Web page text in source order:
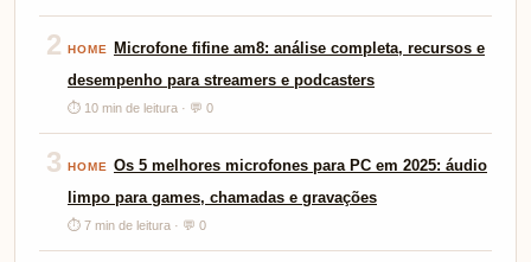
2 HOME
Microfone fifine am8: análise completa, recursos e
desempenho para streamers e podcasters
⏱ 10 min de leitura · 💬 0
3 HOME Os 5 melhores microfones para PC em 2025: áudio
limpo para games, chamadas e gravações
⏱ 7 min de leitura · 💬 0